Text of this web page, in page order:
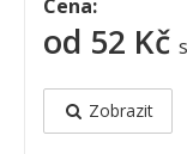
Cena:
od 52 Kč
Zobrazit